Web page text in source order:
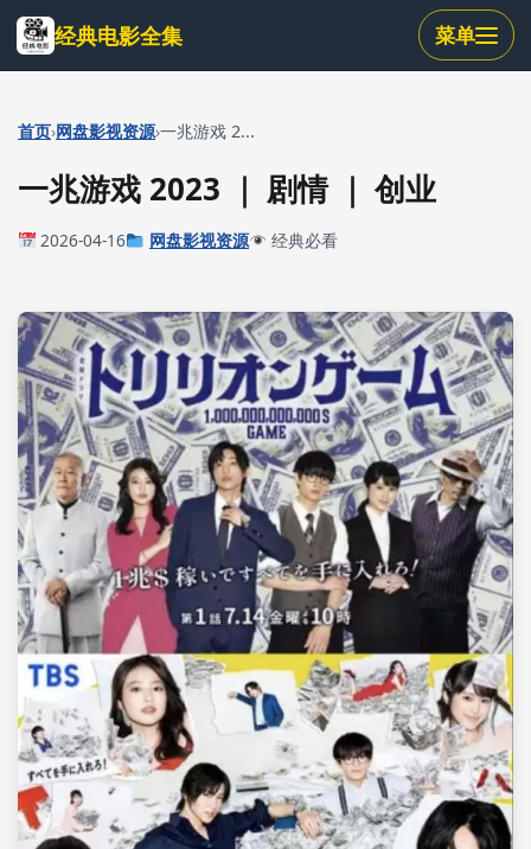
跳
到
主
内
经典电影全集 菜单
首页›网盘影视资源›一兆游戏 2...
一兆游戏 2023 ｜ 剧情 ｜ 创业
2026-04-16 网盘影视资源 经典必看